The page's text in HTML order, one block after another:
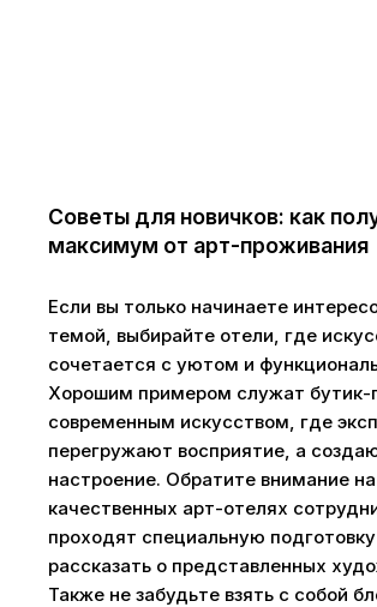
Советы для новичков: как
максимум от арт-проживания
Если вы только начинаете
темой, выбирайте отели, где
сочетается с уютом и
Хорошим примером служат бутик-
современным искусством, где
перегружают восприятие, а
настроение. Обратите внимание
качественных арт-отелях
проходят специальную
рассказать о представленных
Также не забудьте взять с собой